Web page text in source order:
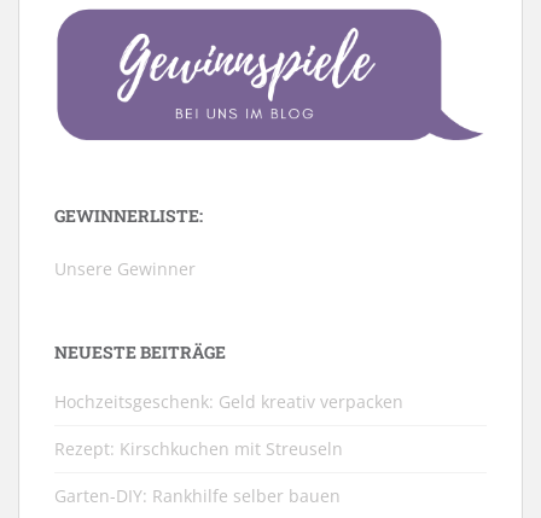
GEWINNERLISTE:
Unsere Gewinner
NEUESTE BEITRÄGE
Hochzeitsgeschenk: Geld kreativ verpacken
Rezept: Kirschkuchen mit Streuseln
Garten-DIY: Rankhilfe selber bauen